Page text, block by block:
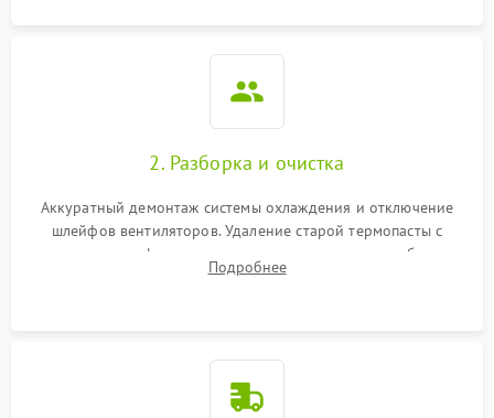
2. Разборка и очистка
Аккуратный демонтаж системы охлаждения и отключение
шлейфов вентиляторов. Удаление старой термопасты с
кристалла графического чипа и термопрокладок с банок
памяти и зоны VRM. Очистка платы от пыли и окислов.
Подробнее